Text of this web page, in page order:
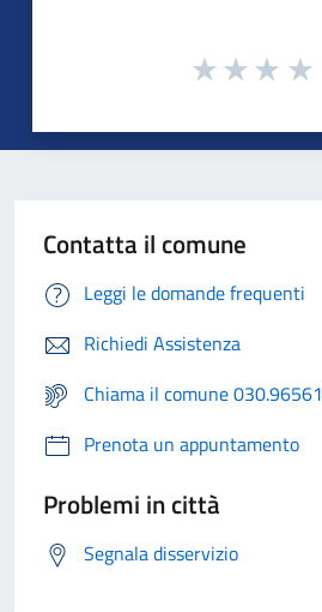
Contatta il comune
Leggi le domande frequenti
Richiedi Assistenza
Chiama il comune 030.96561
Prenota un appuntamento
Problemi in città
Segnala disservizio